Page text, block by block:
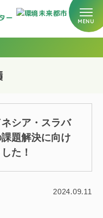
ー
ネシア・スラバ
題解決に向け
た！
2024.09.11